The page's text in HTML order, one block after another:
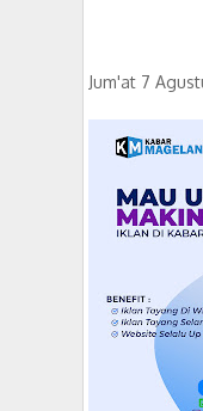
Jum'at 7